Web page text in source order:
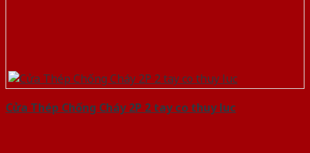
Cửa Thép Chống Cháy 2P 2 tay co thuy luc